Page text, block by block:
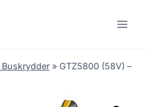
Buskrydder » GTZ5800 (58V) –